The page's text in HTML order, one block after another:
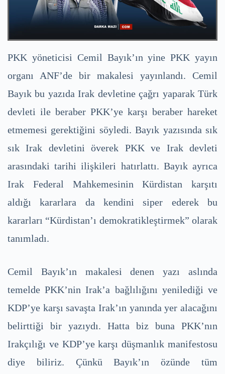
PKK yöneticisi Cemil Bayık’ın yine PKK yayın
organı ANF’de bir makalesi yayınlandı. Cemil
Bayık bu yazıda Irak devletine çağrı yaparak Türk
devleti ile beraber PKK’ye karşı beraber hareket
etmemesi gerektiğini söyledi. Bayık yazısında sık
sık Irak devletini överek PKK ve Irak devleti
arasındaki tarihi ilişkileri hatırlattı. Bayık ayrıca
Irak Federal Mahkemesinin Kürdistan karşıtı
aldığı kararlara da kendini siper ederek bu
kararları “Kürdistan’ı demokratikleştirmek” olarak
tanımladı.
Cemil Bayık’ın makalesi denen yazı aslında
temelde PKK’nin Irak’a bağlılığını yenilediği ve
KDP’ye karşı savaşta Irak’ın yanında yer alacağını
belirttiği bir yazıydı. Hatta biz buna PKK’nın
Irakçılığı ve KDP’ye karşı düşmanlık manifestosu
diye biliriz. Çünkü Bayık’ın özünde tüm